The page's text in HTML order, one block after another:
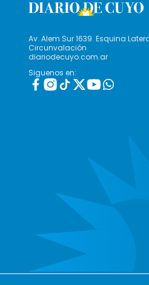
Av. Alem Sur 1639. Esquina
Circunvalación
diariodecuyo.com.ar
Siguenos en: